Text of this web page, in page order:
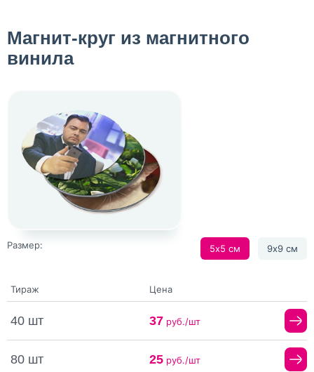
Магнит-круг из магнитного
винила
Размер: 5х5 см 9х9 см
Тираж Цена
40 шт 37руб./шт
80 шт 25руб./шт